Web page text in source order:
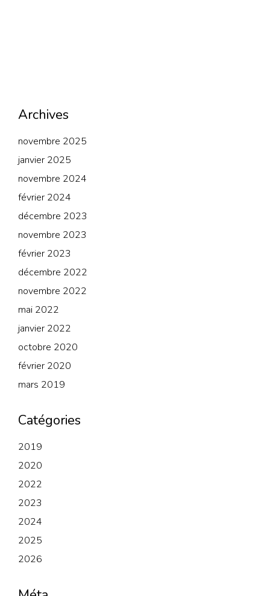
Archives
novembre 2025
janvier 2025
novembre 2024
février 2024
décembre 2023
novembre 2023
février 2023
décembre 2022
novembre 2022
mai 2022
janvier 2022
octobre 2020
février 2020
mars 2019
Catégories
2019
2020
2022
2023
2024
2025
2026